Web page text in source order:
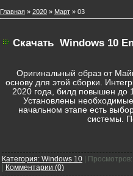
Главная » 2020 » Март » 03
Скачать Windows 10
Оригинальный образ от
основу для этой сборки.
2020 года, билд повышен до
Установлены
начальном этапе есть
системы.
Категория: Windows 10
Просмотров:
Комментарии (0)